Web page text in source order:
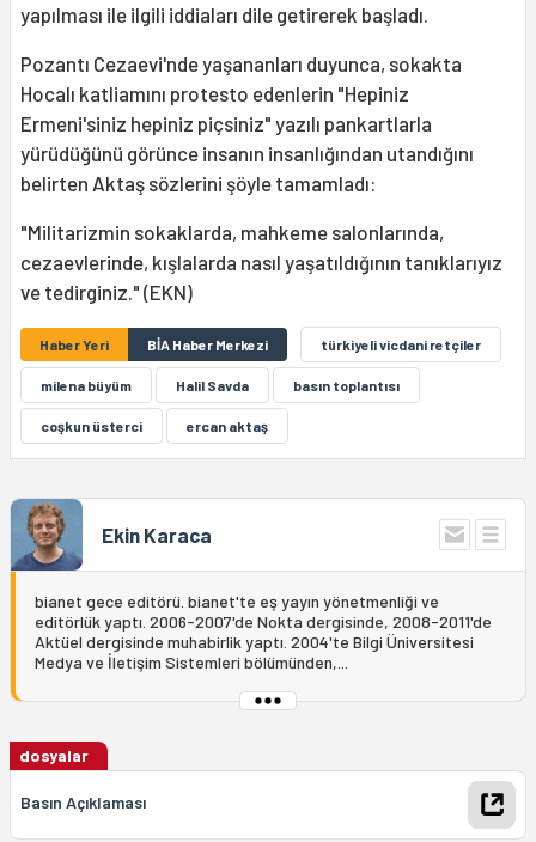
yapılması ile ilgili iddiaları dile getirerek başladı.
Pozantı Cezaevi'nde yaşananları duyunca, sokakta
Hocalı katliamını protesto edenlerin "Hepiniz
Ermeni'siniz hepiniz piçsiniz" yazılı pankartlarla
yürüdüğünü görünce insanın insanlığından utandığını
belirten Aktaş sözlerini şöyle tamamladı:
"Militarizmin sokaklarda, mahkeme salonlarında,
cezaevlerinde, kışlalarda nasıl yaşatıldığının tanıklarıyız
ve tedirginiz." (EKN)
Haber Yeri BİA Haber Merkezi türkiyeli vicdani retçiler
milena büyüm Halil Savda basın toplantısı
coşkun üsterci ercan aktaş
Ekin Karaca
bianet gece editörü. bianet'te eş yayın yönetmenliği ve
editörlük yaptı. 2006-2007'de Nokta dergisinde, 2008-2011'de
Aktüel dergisinde muhabirlik yaptı. 2004'te Bilgi Üniversitesi
Medya ve İletişim Sistemleri bölümünden,...
dosyalar
Basın Açıklaması